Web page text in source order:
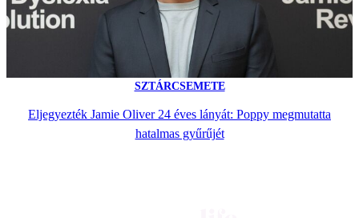
SZTÁRCSEMETE
Eljegyezték Jamie Oliver 24 éves lányát: Poppy megmutatta
hatalmas gyűrűjét